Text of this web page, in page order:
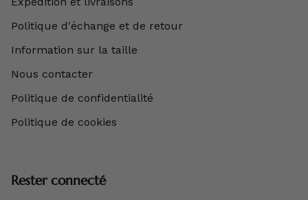
Politique d'échange et de retour
Information sur la taille
Nous contacter
Politique de confidentialité
Politique de cookies
Rester connecté